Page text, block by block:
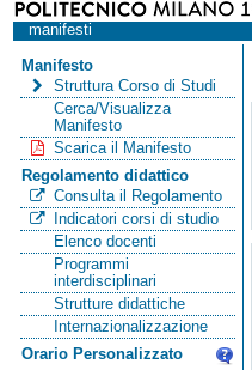
manifesti
Manifesto
Struttura Corso di Studi
Cerca/Visualizza
Manifesto
Scarica il Manifesto
Regolamento didattico
Consulta il Regolamento
Indicatori corsi di studio
Elenco docenti
Programmi
interdisciplinari
Strutture didattiche
Internazionalizzazione
Orario Personalizzato